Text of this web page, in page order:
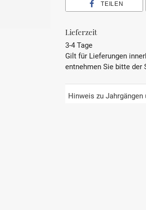
TEILEN
Lieferzeit
3-4 Tage
Gilt für Lieferungen
entnehmen Sie bitte
Hinweis zu Jahrgängen